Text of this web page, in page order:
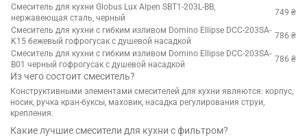
Смеситель для кухни Globus Lux Alpen SBT1-203L-BB,
нержавеющая сталь, черный
749 ₴
Смеситель для кухни с гибким изливом Domino Ellipse DCC-203SA-
K15 бежевый гофрогусак с душевой насадкой
786 ₴
Смеситель для кухни с гибким изливом Domino Ellipse DCC-203SA-
B01 черный гофрогусак с душевой насадкой
786 ₴
Из чего состоит смеситель?
Конструктивными элементами смесителей для кухни являются: корпус,
носик, ручка кран-буксы, маховик, насадка регулирования струи,
крепления.
Какие лучшие смесители для кухни с фильтром?